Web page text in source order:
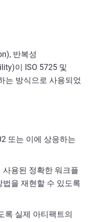
반복성
이 ISO 5725 및
는 방식으로 사용되었
또는 이에 상응하는
용된 정확한 워크플
을 재현할 수 있도록
록 실제 아티팩트의